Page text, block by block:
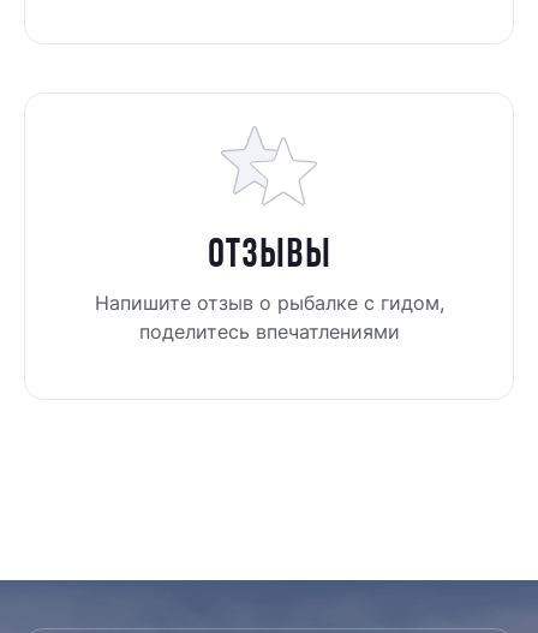
ОТЗЫВЫ
Напишите отзыв о рыбалке c гидом,
поделитесь впечатлениями